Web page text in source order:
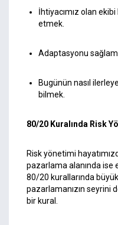
İhtiyacımız olan
etmek.
Adaptasyonu
Bugünün nasıl
bilmek.
80/20 Kuralında Risk
Risk yönetimi
pazarlama alanında ise
80/20 kurallarında
pazarlamanızın seyrini
bir kural.